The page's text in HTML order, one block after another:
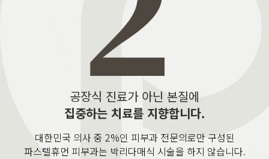
공장식 진료가 아닌 본질에
집중하는 치료를 지향합니다.
대한민국 의사 중 2%인 피부과 전문의로만 구성된
파스텔휴먼 피부과는 박리다매식 시술을 하지 않습니다.